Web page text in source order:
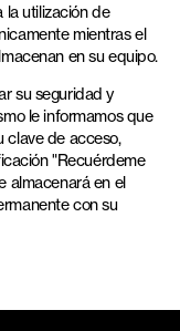
la utilización de
mientras el
en su equipo.
su seguridad y
le informamos que
clave de acceso,
"Recuérdeme
almacenará en el
con su